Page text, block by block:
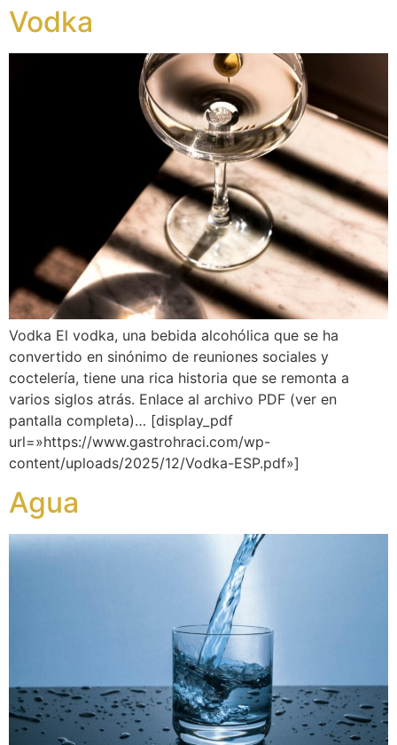
Vodka
Vodka El vodka, una bebida alcohólica que se ha
convertido en sinónimo de reuniones sociales y
coctelería, tiene una rica historia que se remonta a
varios siglos atrás. Enlace al archivo PDF (ver en
pantalla completa)… [display_pdf
url=»https://www.gastrohraci.com/wp-
content/uploads/2025/12/Vodka-ESP.pdf»]
Agua